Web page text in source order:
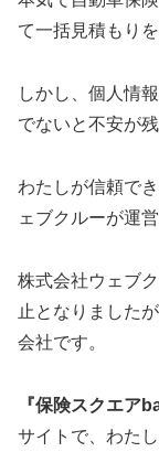
て一括見積もり
しかし、個人情
でないと不安が残
わたしが信頼で
ェブクルーが運
株式会社ウェブ
止となりました
会社です。
『保険スクエア
サイトで、わた